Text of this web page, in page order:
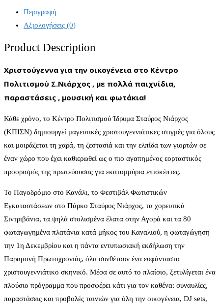
Περιγραφή
Αξιολογήσεις (0)
Product Description
Χριστούγεννα για την οικογένεια στο Κέντρο
Πολιτισμού Σ.Νιάρχος , με πολλά παιχνίδια,
παραστάσεις , μουσική και φωτάκια!
Κάθε χρόνο, το Κέντρο Πολιτισμού Ίδρυμα Σταύρος Νιάρχος
(ΚΠΙΣΝ) δημιουργεί μαγευτικές χριστουγεννιάτικες στιγμές για όλους
και μοιράζεται τη χαρά, τη ζεστασιά και την ελπίδα των γιορτών σε
έναν χώρο που έχει καθιερωθεί ως ο πιο αγαπημένος εορταστικός
προορισμός της πρωτεύουσας για εκατομμύρια επισκέπτες.
Το Παγοδρόμιο στο Κανάλι, το Φεστιβάλ Φωτιστικών
Εγκαταστάσεων στο Πάρκο Σταύρος Νιάρχος, τα χορευτικά
Σιντριβάνια, τα ψηλά στολισμένα έλατα στην Αγορά και τα 80
φωταγωγημένα πλατάνια κατά μήκος του Καναλιού, η φωταγώγηση
την 1η Δεκεμβρίου και η πάντα εντυπωσιακή εκδήλωση την
Παραμονή Πρωτοχρονιάς, όλα συνθέτουν ένα ευφάνταστο
χριστουγεννιάτικο σκηνικό. Μέσα σε αυτό το πλαίσιο, ξετυλίγεται ένα
πλούσιο πρόγραμμα που προσφέρει κάτι για τον καθένα: συναυλίες,
παραστάσεις και προβολές ταινιών για όλη την οικογένεια, DJ sets,